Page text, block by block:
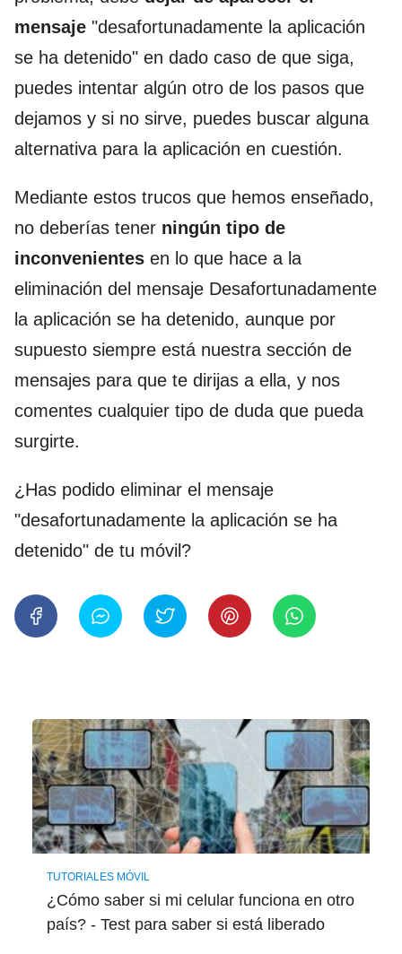
mensaje "desafortunadamente la aplicación
se ha detenido" en dado caso de que siga,
puedes intentar algún otro de los pasos que
dejamos y si no sirve, puedes buscar alguna
alternativa para la aplicación en cuestión.
Mediante estos trucos que hemos enseñado,
no deberías tener ningún tipo de
inconvenientes en lo que hace a la
eliminación del mensaje Desafortunadamente
la aplicación se ha detenido, aunque por
supuesto siempre está nuestra sección de
mensajes para que te dirijas a ella, y nos
comentes cualquier tipo de duda que pueda
surgirte.
¿Has podido eliminar el mensaje
"desafortunadamente la aplicación se ha
detenido" de tu móvil?
TUTORIALES MÓVIL
¿Cómo saber si mi celular funciona en otro
país? - Test para saber si está liberado